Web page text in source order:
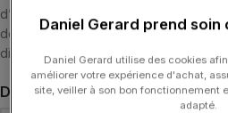
d’être ancré, solide dans ses origines
de grandir. A la finition « sablée », ce
diamètre. Son poids d’or moyen est de
DIMENSION
Daniel Gerard prend
Daniel Gerard utilise des cookies
améliorer votre expérience d'achat,
site, veiller à son bon fonctionnement
adapté.